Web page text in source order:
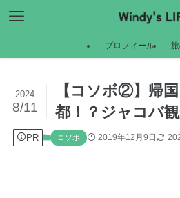
プロフィール
【コソボ②】帰
都！？ジャコバ観
2024
8/11
PR コソボ 2019年12月9日